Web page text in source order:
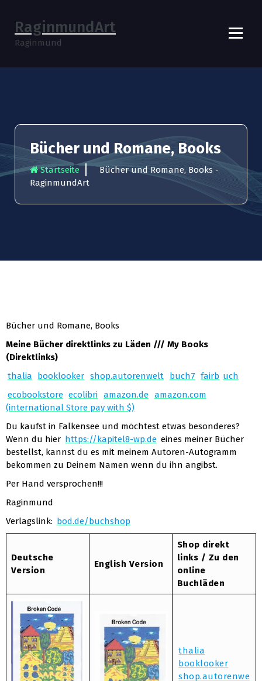
g
n
h
a
RaginmundArt
Raginmund
Bücher und Romane, Books
Startseite
Bücher und Romane, Books -
RaginmundArt
Bücher und Romane, Books
Meine Bücher direktlinks zu Läden /// My Books
(Direktlinks)
thalia
booklooker shop.autorenwelt buch7 fairb uch
ecobookstore ecolibri amazon.de amazon.com
(international Store pay with $)
Du kaufst in Falkensee und möchtest etwas besonderes?
Wenn du hier https://kapitel8-wp.de eines meiner Bücher
bestellst, kannst du es mit meinem Autoren-Autogramm
bekommen zu Deinem Namen wenn du ihn angibst.
Per Hand versprochen!!!
Raginmund
Verlagslink: bod.de/buchshop
Deutsche
Version
English Version
Shop direkt
links / Zu den
online
Buchläden
thalia
booklooker
shop.autorenwe